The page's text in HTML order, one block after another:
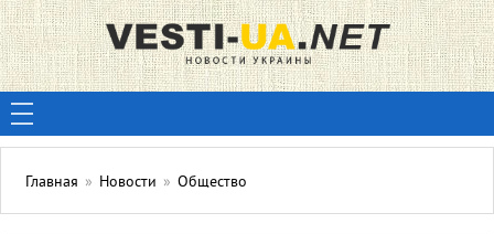
Главная » Новости » Общество